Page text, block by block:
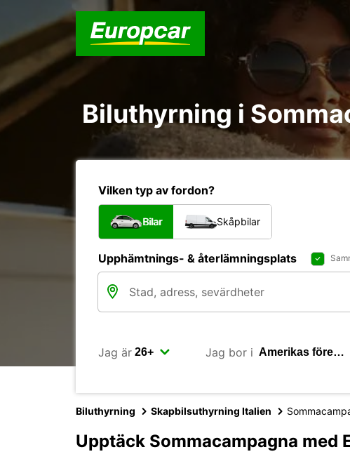
Biluthyrning i
Vilken typ av fordon?
Bilar Skåpbilar
Upphämtnings- & återlämningsplats
Jag är Jag bor i
Biluthyrning Skapbilsuthyrning Italien
Upptäck Sommacampagna med